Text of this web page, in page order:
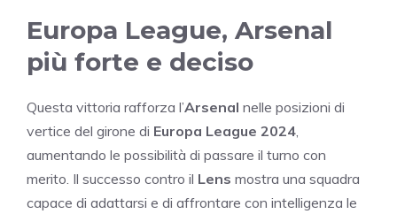
Europa League, Arsenal
più forte e deciso
Questa vittoria rafforza l’Arsenal nelle posizioni di
vertice del girone di Europa League 2024
aumentando le possibilità di passare il turno con
merito. Il successo contro il Lens mostra una squadra
capace di adattarsi e di affrontare con intelligenza le